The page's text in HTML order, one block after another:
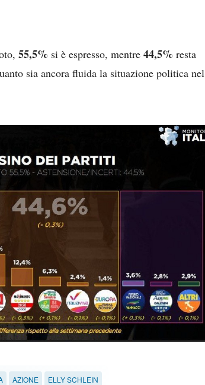
55,5% si è espresso, mentre 44,5% resta
sia ancora fluida la situazione politica nel
AZIONE ELLY SCHLEIN